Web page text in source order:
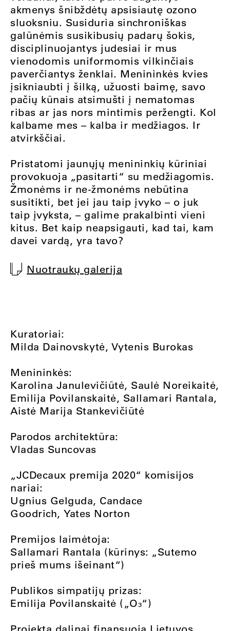
akmenys šnibždėtų apsisiautę ozono
sluoksniu. Susiduria sinchroniškas
galūnėmis susikibusių padarų šokis,
disciplinuojantys judesiai ir mus
vienodomis uniformomis vilkinčiais
paverčiantys ženklai. Menininkės kvies
įsikniaubti į šilką, užuosti baimę, savo
pačių kūnais atsimušti į nematomas
ribas ar jas nors mintimis peržengti. Kol
kalbame mes – kalba ir medžiagos. Ir
atvirkščiai.
Pristatomi jaunųjų menininkių kūriniai
provokuoja „pasitarti“ su medžiagomis.
Žmonėms ir ne-žmonėms nebūtina
susitikti, bet jei jau taip įvyko – o juk
taip įvyksta, – galime prakalbinti vieni
kitus. Bet kaip neapsigauti, kad tai, kam
davei vardą, yra tavo?
Nuotraukų galerija
Kuratoriai:
Milda Dainovskytė, Vytenis Burokas
Menininkės:
Karolina Janulevičiūtė, Saulė Noreikaitė,
Emilija Povilanskaitė, Sallamari Rantala,
Aistė Marija Stankevičiūtė
Parodos architektūra:
Vladas Suncovas
„JCDecaux premija 2020“ komisijos
nariai:
Ugnius Gelguda, Candace
Goodrich, Yates Norton
Premijos laimėtoja:
Sallamari Rantala (kūrinys: „Sutemo
prieš mums išeinant“)
Publikos simpatijų prizas:
Emilija Povilanskaitė („O₃“)